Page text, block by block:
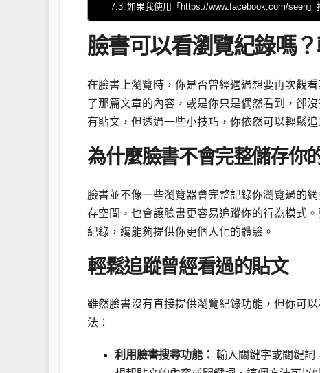
如果我使用「https://www.facebook.com/seen
臉書可以看瀏覽紀錄嗎
在臉書上瀏覽時，你是否曾經遇過想要再次觀
了那篇文章的內容，或是你只是偶然看到，卻
有貼文，但透過一些小技巧，你依然可以輕鬆
為什麼臉書不會完整儲存你
臉書並不像一些瀏覽器會完整記錄你瀏覽過的
存空間，也會讓臉書更容易追蹤你的行為模式
紀錄，纔能夠提供你更個人化的體驗。
輕鬆追蹤曾經看過的貼文
雖然臉書沒有直接提供瀏覽紀錄功能，但你可
法：
利用臉書搜尋功能： 輸入關鍵字或關鍵詞